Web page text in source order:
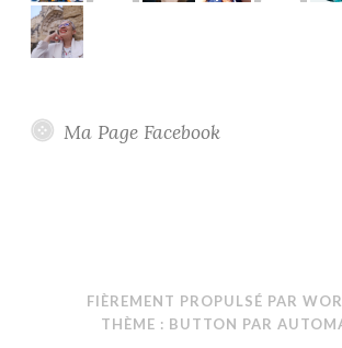
Ma Page Facebook
FIÈREMENT PROPULSÉ PAR
THÈME : BUTTON PAR